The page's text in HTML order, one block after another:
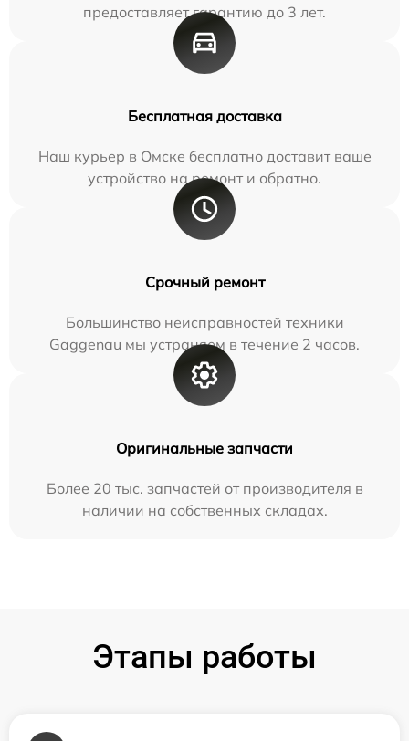
предоставляет гарантию до 3 лет.
Бесплатная доставка
Наш курьер в Омске бесплатно доставит ваше
устройство на ремонт и обратно.
Срочный ремонт
Большинство неисправностей техники
Gaggenau мы устраняем в течение 2 часов.
Оригинальные запчасти
Более 20 тыс. запчастей от производителя в
наличии на собственных складах.
Этапы работы